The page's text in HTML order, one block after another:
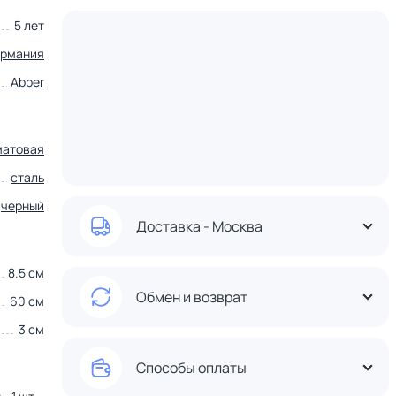
5 лет
Abber
сталь
черный
8.5 см
60 см
3 см
Доставка - Москва
Обмен и возврат
Способы оплаты